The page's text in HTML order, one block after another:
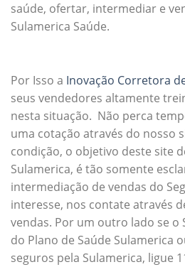
saúde, ofertar, intermediar e
Sulamerica Saúde.
Por Isso a Inovação Corretora
seus vendedores altamente
nesta situação. Não perca
uma cotação através do nosso
condição, o objetivo deste site
Sulamerica, é tão somente
intermediação de vendas do
interesse, nos contate através
vendas. Por um outro lado se o
do Plano de Saúde Sulamerica
seguros pela Sulamerica, ligue